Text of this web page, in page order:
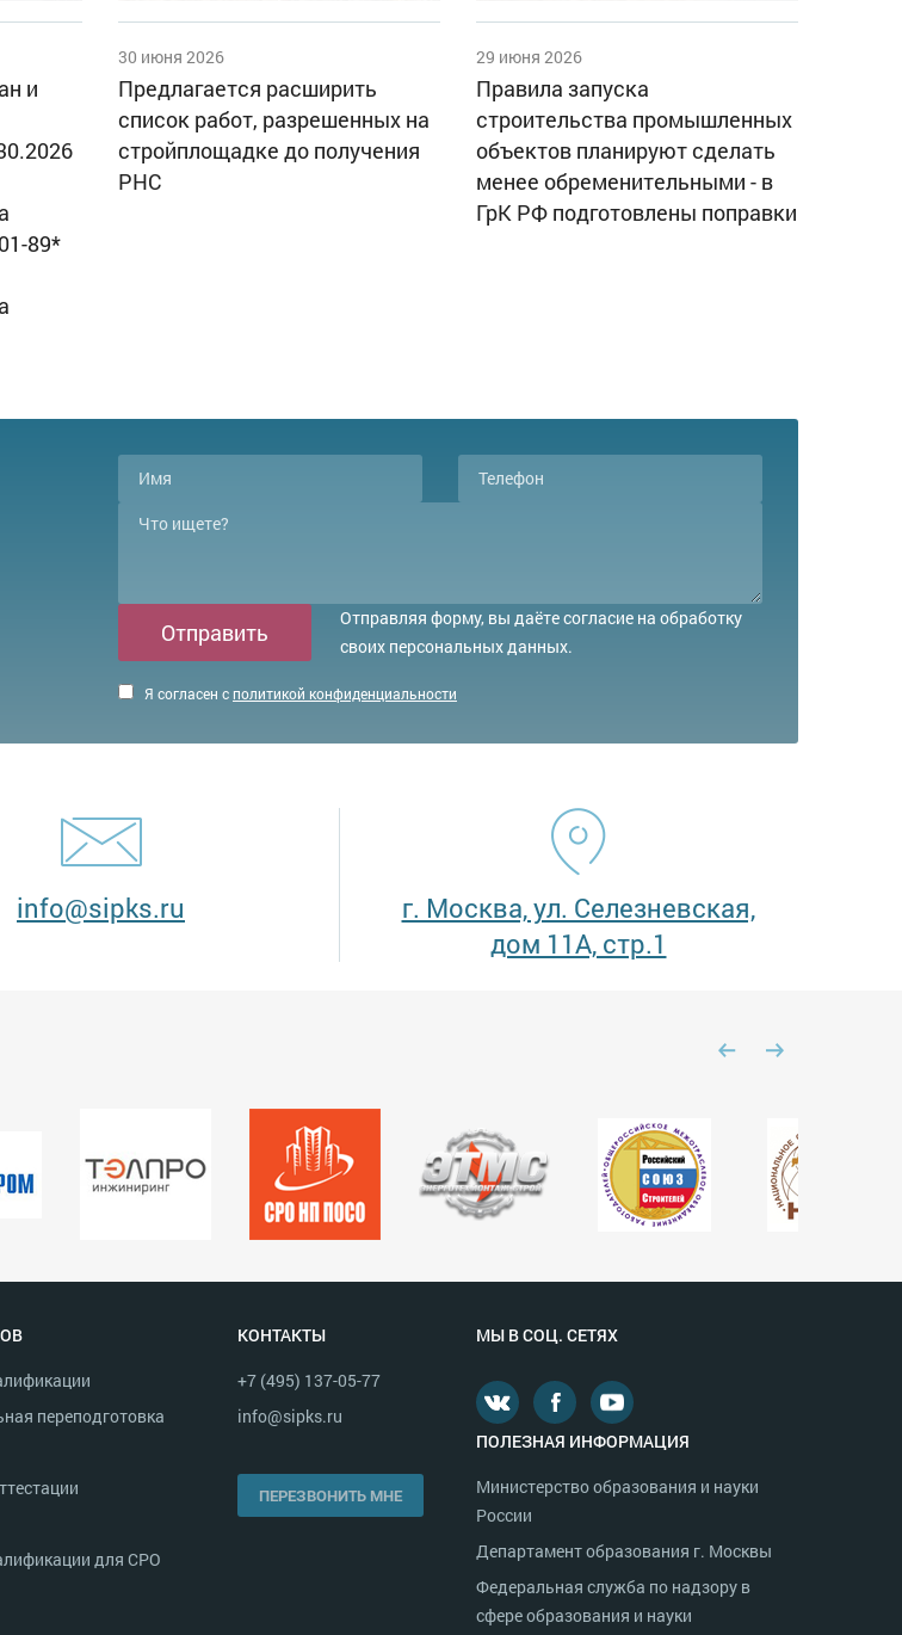
и
89*
30 июня 2026
Предлагается расширить
список работ, разрешенных на
стройплощадке до получения
РНС
29 июня 2026
Правила запуска
строительства промышленных
объектов планируют сделать
менее обременительными - в
ГрК РФ подготовлены поправки
Я согласен сполитикой конфиденциальности
Отправить
Отправляя форму, вы даёте согласие на обработку
своих персональных данных.
info@sipks.ru
г. Москва, ул. Селезневская,
дом 11А, стр.1
переподготовка
для СРО
КОНТАКТЫ
+7 (495) 137-05-77
info@sipks.ru
ПЕРЕЗВОНИТЬ МНЕ
МЫ В СОЦ. СЕТЯХ
ПОЛЕЗНАЯ ИНФОРМАЦИЯ
Министерство образования и науки
России
Департамент образования г. Москвы
Федеральная служба по надзору в
сфере образования и науки